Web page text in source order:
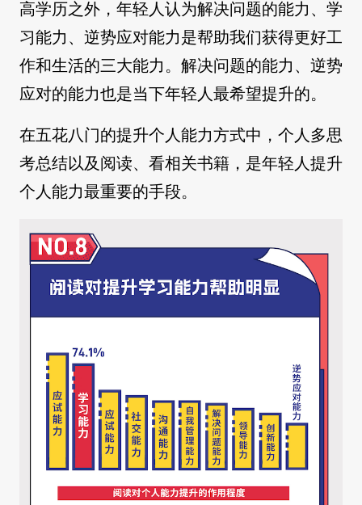
高学历之外，年轻人认为解决问题的能力、学
习能力、逆势应对能力是帮助我们获得更好工
作和生活的三大能力。解决问题的能力、逆势
应对的能力也是当下年轻人最希望提升的。
在五花八门的提升个人能力方式中，个人多思
考总结以及阅读、看相关书籍，是年轻人提升
个人能力最重要的手段。